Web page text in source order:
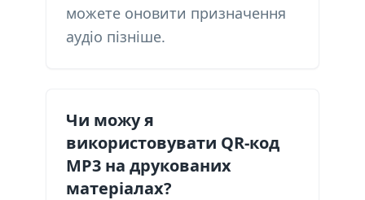
можете оновити призначення
аудіо пізніше.
Чи можу я
використовувати QR-код
MP3 на друкованих
матеріалах?